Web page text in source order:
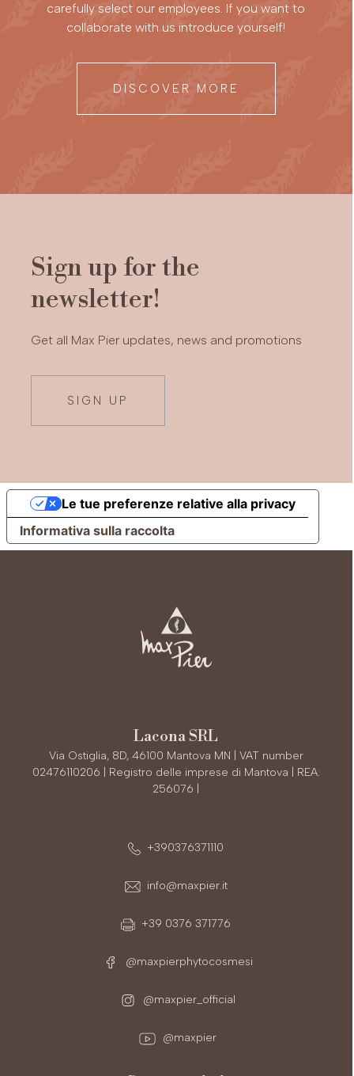
carefully select our employees. If you want to
collaborate with us introduce yourself!
DISCOVER MORE
Sign up for the
newsletter!
Get all Max Pier updates, news and promotions
SIGN UP
Informativa sulla raccolta
Le tue preferenze relative alla privacy
Lacona SRL
Via Ostiglia, 8D, 46100 Mantova MN | VAT number
02476110206 | Registro delle imprese di Mantova | REA:
256076 |
+390376371110
info@maxpier.it
+39 0376 371776
@maxpierphytocosmesi
@maxpier_official
@maxpier